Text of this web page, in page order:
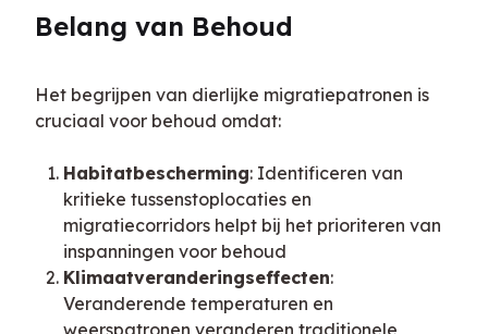
Belang van Behoud
Het begrijpen van dierlijke migratiepatronen is
cruciaal voor behoud omdat:
Habitatbescherming: Identificeren van
kritieke tussenstoplocaties en
migratiecorridors helpt bij het prioriteren van
inspanningen voor behoud
Klimaatveranderingseffecten:
Veranderende temperaturen en
weerspatronen veranderen traditionele